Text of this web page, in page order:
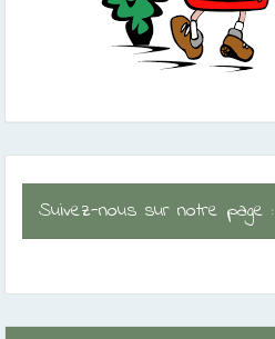
Suivez-nous sur notre page :